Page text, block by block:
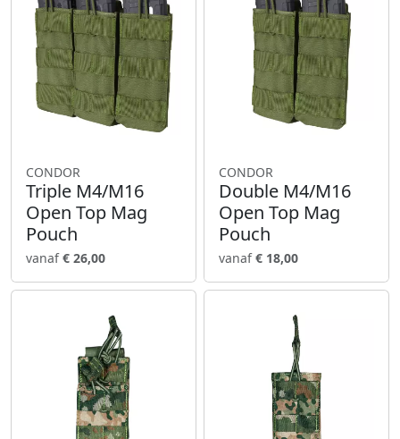
CONDOR
Triple M4/M16
Open Top Mag
Pouch
vanaf€ 26,00
CONDOR
Double M4/M16
Open Top Mag
Pouch
vanaf€ 18,00